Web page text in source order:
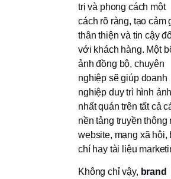
trị và phong cách một
cách rõ ràng, tạo cảm
thân thiện và tin cậy
với khách hàng. Một
ảnh đồng bộ, chuyên
nghiệp sẽ giúp doanh
nghiệp duy trì hình ảnh
nhất quán trên tất cả
nền tảng truyền thông
website, mạng xã hội,
chí hay tài liệu
Không chỉ vậy, brand